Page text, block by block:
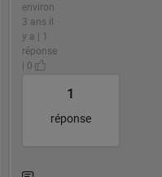
environ
3 ans il
y a | 1
réponse
| 0
1
réponse